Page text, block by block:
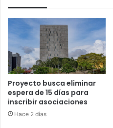
Proyecto busca eliminar
espera de 15 días para
inscribir asociaciones
Hace 2 días